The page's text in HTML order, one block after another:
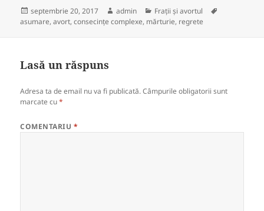
Publicat
pe
septembrie 20, 2017 Autor
admin Categorii
Frații și avortul
asumare,avort,consecințe complexe, mărturie, regrete
Lasă un răspuns
Adresa ta de email nu va fi publicată. Câmpurile obligatorii sunt
marcate cu*
COMENTARIU *